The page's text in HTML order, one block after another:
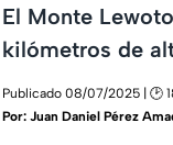
El Monte
kilómetros de
Publicado 08/07/2025 | 🕑
Por: Juan Daniel Pérez